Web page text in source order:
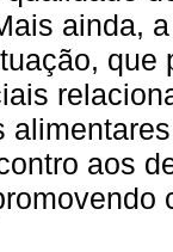
ainda,
que
aos